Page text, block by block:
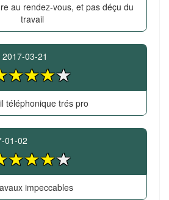
au rendez-vous, et pas déçu du
travail
2017-03-21
téléphonique trés pro
01-02
impeccables